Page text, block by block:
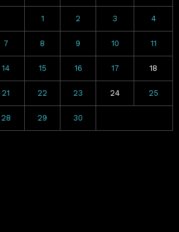
1 2 3 4
7 8 9 10 11
14 15 16 17 18
21 22 23 24 25
28 29 30